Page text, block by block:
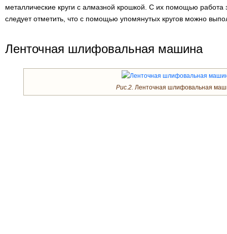
металлические круги с алмазной крошкой. С их помощью работа
следует отметить, что с помощью упомянутых кругов можно
Ленточная шлифовальная машина
Рис.2. Ленточная шлифовальная